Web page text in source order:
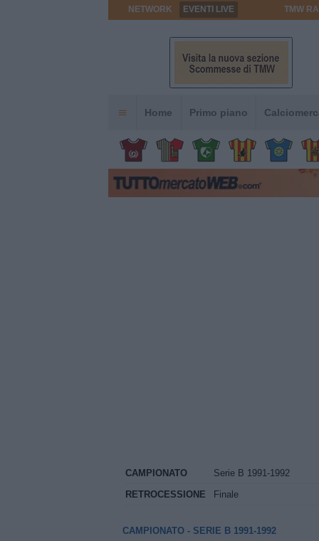
NETWORK EVENTI LIVE TMW
Home Primo piano
CAMPIONATO
Serie B 1991-1992
RETROCESSIONE
Finale
CAMPIONATO - SERIE B 1991-1992